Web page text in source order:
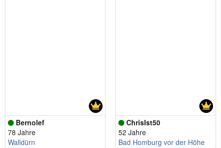
Bernolef
78 Jahre
Walldürn
ChrisIst50
52 Jahre
Bad Homburg vor der Höhe